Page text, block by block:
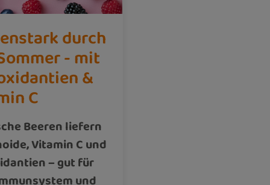
durch
- mit
&
C
Beeren liefern
Vitamin C und
– gut für
und